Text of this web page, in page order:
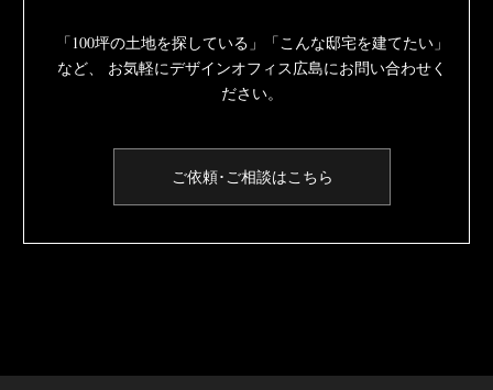
「100坪の土地を探している」「こんな邸宅を建てたい」
など、
お気軽にデザインオフィス広島にお問い合わせく
ださい。
ご依頼･ご相談はこちら